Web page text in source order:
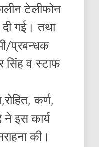
टेलीफोन
दी गई। तथा
प्रबन्धक
सिंह व स्टाफ
कर्ण,
इस कार्य
की।